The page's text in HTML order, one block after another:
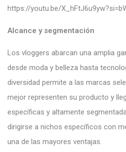
https://youtu.be/
Alcance y segmentación
Los vloggers abarcan una amplia
desde moda y belleza hasta
diversidad permite a las marcas
mejor representen su producto y
específicas y altamente
dirigirse a nichos específicos con
una de las mayores ventajas.